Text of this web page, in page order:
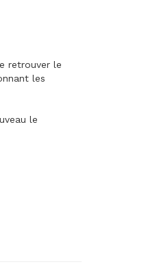
retrouver le
les
le